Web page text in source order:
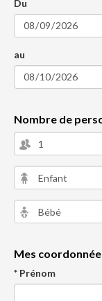
Du
au
Nombre de
Mes
* Prénom